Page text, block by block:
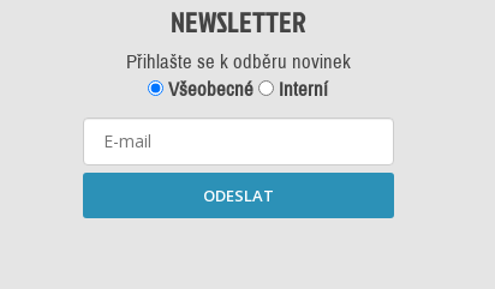
NEWSLETTER
Přihlašte se k odběru novinek
Všeobecné
Interní
ODESLAT